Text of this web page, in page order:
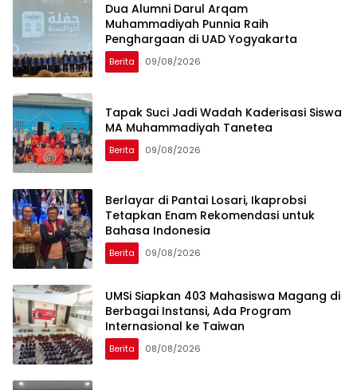
Dua Alumni Darul Arqam
Muhammadiyah Punnia Raih
Penghargaan di UAD Yogyakarta
Berita 09/08/2026
Tapak Suci Jadi Wadah Kaderisasi Siswa
MA Muhammadiyah Tanetea
Berita 09/08/2026
Berlayar di Pantai Losari, Ikaprobsi
Tetapkan Enam Rekomendasi untuk
Bahasa Indonesia
Berita 09/08/2026
UMSi Siapkan 403 Mahasiswa Magang di
Berbagai Instansi, Ada Program
Internasional ke Taiwan
Berita 08/08/2026